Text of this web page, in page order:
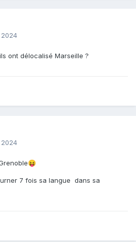
2024
ont délocalisé Marseille ?
2024
😝
7 fois sa langue dans sa